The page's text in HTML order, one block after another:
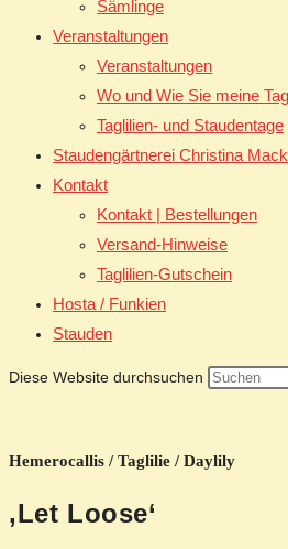
Sämlinge
Veranstaltungen
Veranstaltungen
Wo und Wie Sie meine
Taglilien- und Staudentage
Staudengärtnerei Christina
Kontakt
Kontakt | Bestellungen
Versand-Hinweise
Taglilien-Gutschein
Hosta / Funkien
Stauden
Diese Website durchsuchen
Hemerocallis / Taglilie / Daylily
‚Let Loose‘